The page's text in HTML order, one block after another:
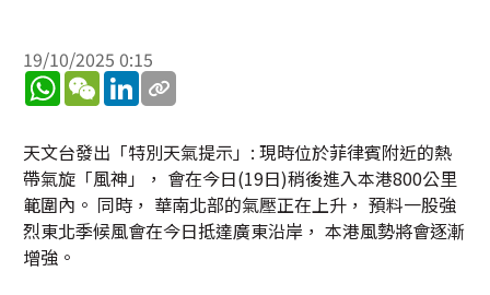
19/10/2025 0:15
WhatsApp
WeChatLinkedIn
天文台發出「特別天氣提示」: 現時位於菲律賓附近的熱
帶氣旋「風神」， 會在今日(19日)稍後進入本港800公里
範圍內。 同時， 華南北部的氣壓正在上升， 預料一股強
烈東北季候風會在今日抵達廣東沿岸， 本港風勢將會逐漸
增強。